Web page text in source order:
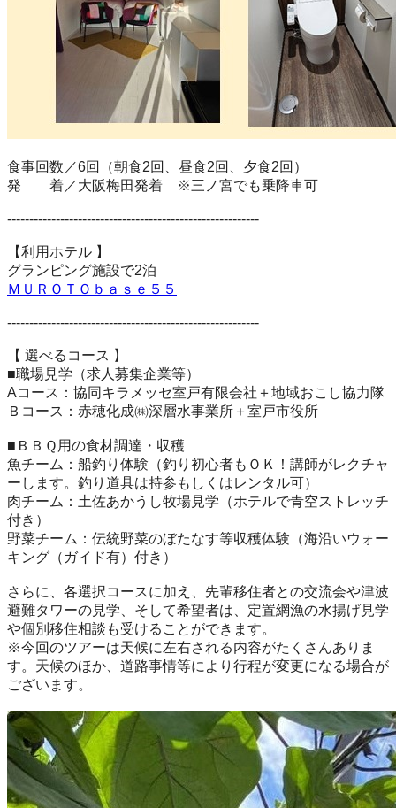
食事回数／6回（朝食2回、昼食2回、夕食2回）
発 着／大阪梅田発着 ※三ノ宮でも乗降車可
---------------------------------------------------------
【利用ホテル 】
グランピング施設で2泊
ＭＵＲＯＴＯｂａｓｅ５５
---------------------------------------------------------
【 選べるコース 】
■職場見学（求人募集企業等）
Aコース：協同キラメッセ室戸有限会社＋地域おこし協力隊
Ｂコース：赤穂化成㈱深層水事業所＋室戸市役所
■ＢＢＱ用の食材調達・収穫
魚チーム：船釣り体験（釣り初心者もＯＫ！講師がレクチャ
ーします。釣り道具は持参もしくはレンタル可）
肉チーム：土佐あかうし牧場見学（ホテルで青空ストレッチ
付き）
野菜チーム：伝統野菜のぼたなす等収穫体験（海沿いウォー
キング（ガイド有）付き）
さらに、各選択コースに加え、先輩移住者との交流会や津波
避難タワーの見学、そして希望者は、定置網漁の水揚げ見学
や個別移住相談も受けることができます。
※今回のツアーは天候に左右される内容がたくさんありま
す。 天候のほか、道路事情等により行程が変更になる場合が
ございます。